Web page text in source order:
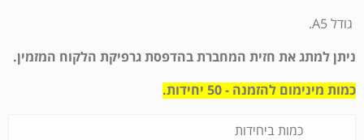
גודל A5.
ניתן למתג את חזית המחברת בהדפסת גרפיקת הלקוח המזמין.
כמות מינימום להזמנה - 50 יחידות.
כמות ביחידות